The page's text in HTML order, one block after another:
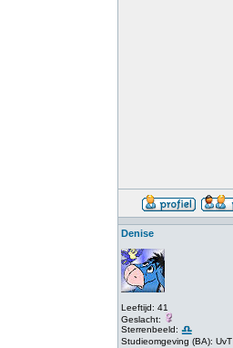
Denise
Leeftijd: 41
Geslacht:
Sterrenbeeld:
Studieomgeving (BA): UvT